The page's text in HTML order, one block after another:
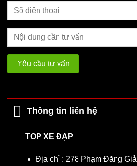
Thông tin liên hệ
TOP XE ĐẠP
Địa chỉ : 278 Phạm Đăng